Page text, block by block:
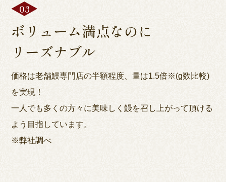
ボリューム満点なのに
リーズナブル
価格は老舗鰻専門店の半額程度、量は1.5倍※(g数比較)
を実現！
一人でも多くの方々に美味しく鰻を召し上がって頂ける
よう目指しています。
※弊社調べ